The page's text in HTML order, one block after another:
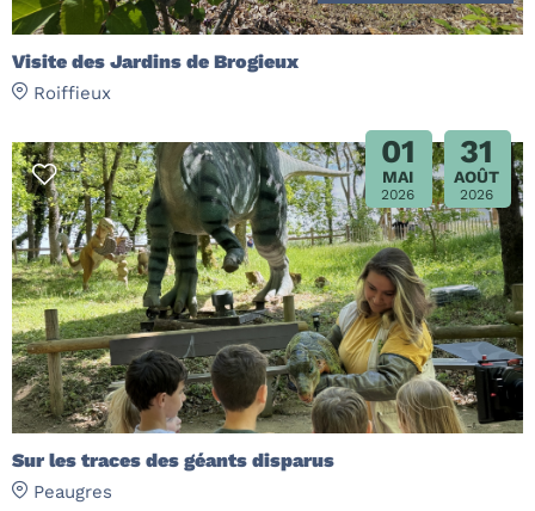
Visite des Jardins de Brogieux
Roiffieux
01
MAI
2026
31
AOÛT
2026
Sur les traces des géants disparus
Peaugres